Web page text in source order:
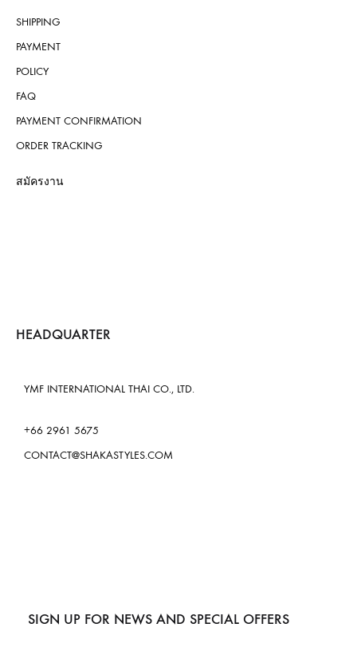
SHIPPING
PAYMENT
POLICY
FAQ
PAYMENT CONFIRMATION
ORDER TRACKING
สมัครงาน
HEADQUARTER
YMF INTERNATIONAL THAI CO., LTD.
+66 2961 5675
CONTACT@SHAKASTYLES.COM
SIGN UP FOR NEWS AND SPECIAL OFFERS